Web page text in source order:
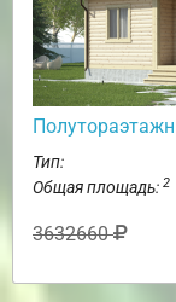
Тип:
Общая площадь: 2
3632660